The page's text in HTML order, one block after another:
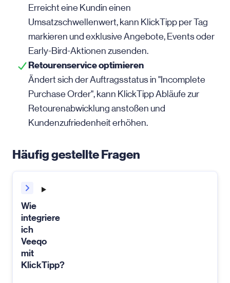
Erreicht eine Kundin einen
Umsatzschwellenwert, kann KlickTipp per Tag
markieren und exklusive Angebote, Events oder
Early-Bird-Aktionen zusenden.
Retourenservice optimieren
Ändert sich der Auftragsstatus in "Incomplete
Purchase Order", kann KlickTipp Abläufe zur
Retourenabwicklung anstoßen und
Kundenzufriedenheit erhöhen.
Häufig gestellte Fragen
Wie
integriere
ich
Veeqo
mit
KlickTipp?